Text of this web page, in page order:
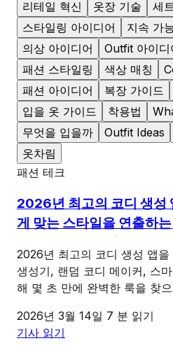
리테일 혁신 옷장 기술
세
스타일링 아이디어
지속 가
의상 아이디어
Outfit 아이디
패션 스타일링
색상 매칭
패션 아이디어
복장 가이드
입을 옷 가이드
착용법
무엇을 입을까
Outfit Ideas
옷차림
패션 테크
2026년 최고의 코디 생성
게 맞는 스타일을 연출하
2026년 최고의 코디 생성 앱
생성기, 랜덤 코디 메이커, 스
해 몇 초 만에 완벽한 룩을 찾
2026년 3월 14일 7 분 읽기
기사 읽기